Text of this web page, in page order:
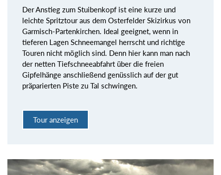
Der Anstieg zum Stuibenkopf ist eine kurze und
leichte Spritztour aus dem Osterfelder Skizirkus von
Garmisch-Partenkirchen. Ideal geeignet, wenn in
tieferen Lagen Schneemangel herrscht und richtige
Touren nicht möglich sind. Denn hier kann man nach
der netten Tiefschneeabfahrt über die freien
Gipfelhänge anschließend genüsslich auf der gut
präparierten Piste zu Tal schwingen.
Tour anzeigen